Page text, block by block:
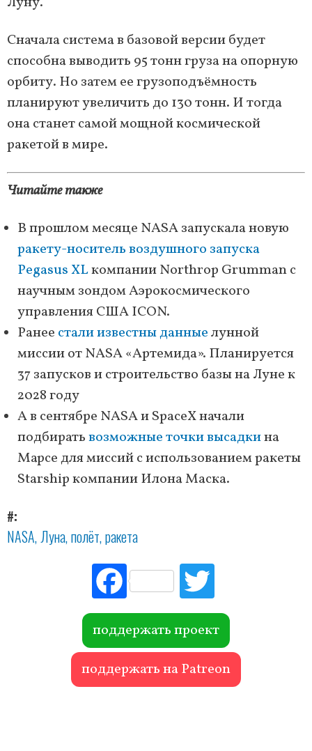
Сначала система в базовой версии будет
способна выводить 95 тонн груза на опорную
орбиту. Но затем ее грузоподъёмность
планируют увеличить до 130 тонн. И тогда
она станет самой мощной космической
ракетой в мире.
Читайте также
В прошлом месяце NASA запускала новую
ракету-носитель воздушного запуска
Pegasus XLкомпании Northrop Grumman с
научным зондом Аэрокосмического
управления США ICON.
Ранее стали известны данныелунной
миссии от NASA «Артемида». Планируется
37 запусков и строительство базы на Луне к
2028 году
А в сентябре NASA и SpaceX начали
подбиратьвозможные точки высадкина
Марсе для миссий с использованием ракеты
Starshiр компании Илона Маска.
#
NASA Луна полёт ракета
Fac
ebo
ok r
поддержать проект
поддержать на Patreon